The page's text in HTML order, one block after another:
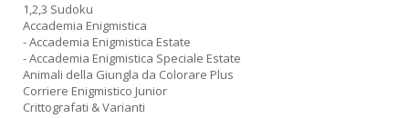
1,2,3 Sudoku
Accademia Enigmistica
- Accademia Enigmistica Estate
- Accademia Enigmistica Speciale Estate
Animali della Giungla da Colorare Plus
Corriere Enigmistico Junior
Crittografati & Varianti